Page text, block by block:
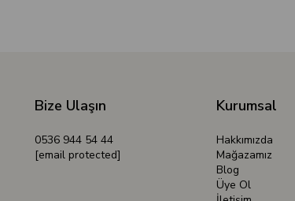
Bize Ulaşın
0536 944 54 44
[email protected]
Kurumsal
Hakkımızda
Mağazamız
Blog
Üye Ol